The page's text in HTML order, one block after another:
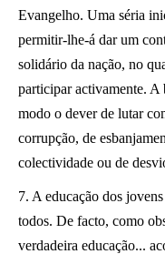
Evangelho. Uma séria
permitir-lhe-á dar um
solidário da nação, no
participar activamente. A
modo o dever de lutar
corrupção, de
colectividade ou de
7. A educação dos
todos. De facto, como
verdadeira educação...